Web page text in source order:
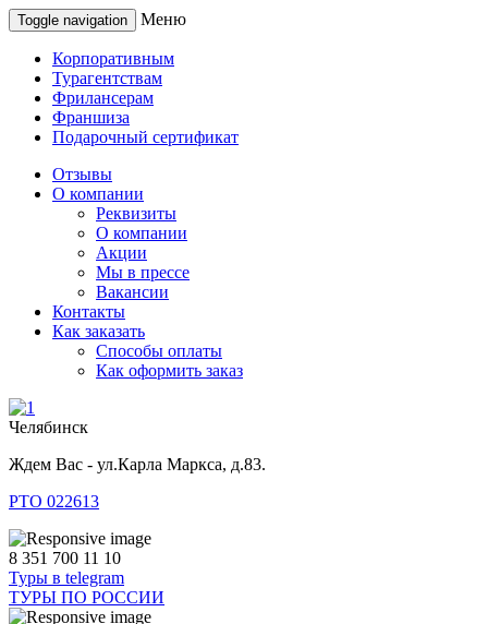
Toggle navigation Меню
Корпоративным
Турагентствам
Фрилансерам
Франшиза
Подарочный сертификат
Отзывы
О компании
Реквизиты
О компании
Акции
Мы в прессе
Вакансии
Контакты
Как заказать
Способы оплаты
Как оформить заказ
Челябинск
Ждем Вас - ул.Карла Маркса, д.83.
РТО 022613
8 351 700 11 10
Туры в telegram
ТУРЫ ПО РОССИИ